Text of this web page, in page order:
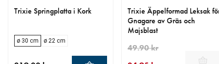
Trixie Springplatta i Kork
ø 30 cm ø 22 cm
Trixie Äppelformad Leksak
Gnagare av Gräs och
Majsblast
49.90 kr